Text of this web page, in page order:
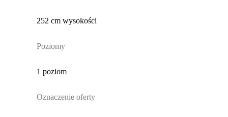
252 cm wysokości
Poziomy
1 poziom
Oznaczenie oferty